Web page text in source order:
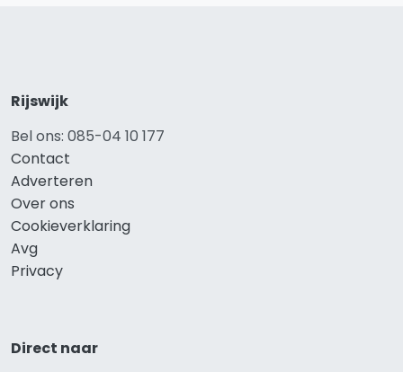
Rijswijk
Bel ons: 085-04 10 177
Contact
Adverteren
Over ons
Cookieverklaring
Avg
Privacy
Direct naar